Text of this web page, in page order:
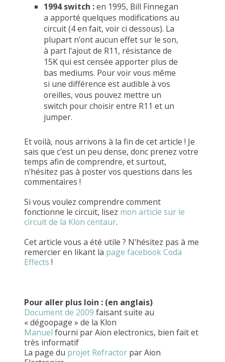
1994 switch :en 1995, Bill Finnegan
a apporté quelques modifications au
circuit (4 en fait, voir ci dessous). La
plupart n'ont aucun effet sur le son,
à part l'ajout de R11, résistance de
15K qui est censée apporter plus de
bas mediums. Pour voir vous même
si une différence est audible à vos
oreilles, vous pouvez mettre un
switch pour choisir entre R11 et un
jumper.
Et voilà, nous arrivons à la fin de cet article ! Je
sais que c'est un peu dense, donc prenez votre
temps afin de comprendre, et surtout,
n'hésitez pas à poster vos questions dans les
commentaires !
Si vous voulez comprendre comment
fonctionne le circuit, lisez mon article sur le
circuit de la Klon centaur.
Cet article vous a été utile ? N'hésitez pas à me
remercier en likant la page facebook Coda
Effects !
Pour aller plus loin : (en anglais)
Document de 2009 faisant suite au
« dégoopage » de la Klon
Manuel fourni par Aion electronics, bien fait et
très informatif
La page du projet Refractorpar Aion